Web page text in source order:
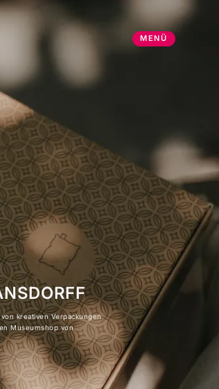
MENÜ
PROJEKTE
ÜBER UNS
KONTAKT
kreativen Verpackungen
Museumshop von